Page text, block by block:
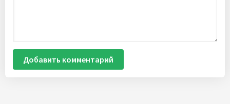
Добавить комментарий